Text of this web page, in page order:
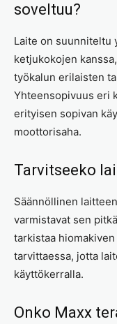
soveltuu?
Laite on suunniteltu
ketjukokojen
työkalun erilaisten
Yhteensopivuus eri
erityisen sopivan
moottorisaha.
Tarvitseeko
Säännöllinen
varmistavat sen
tarkistaa
tarvittaessa, jotta
käyttökerralla.
Onko Maxx